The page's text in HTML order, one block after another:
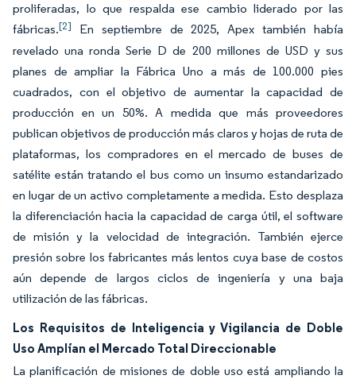
proliferadas, lo que respalda ese cambio liderado por las
fábricas.[2]
En septiembre de 2025, Apex también había
revelado una ronda Serie D de 200 millones de USD y sus
planes de ampliar la Fábrica Uno a más de 100.000 pies
cuadrados, con el objetivo de aumentar la capacidad de
producción en un 50%. A medida que más proveedores
publican objetivos de producción más claros y hojas de ruta de
plataformas, los compradores en el mercado de buses de
satélite están tratando el bus como un insumo estandarizado
en lugar de un activo completamente a medida. Esto desplaza
la diferenciación hacia la capacidad de carga útil, el software
de misión y la velocidad de integración. También ejerce
presión sobre los fabricantes más lentos cuya base de costos
aún depende de largos ciclos de ingeniería y una baja
utilización de las fábricas.
Los Requisitos de Inteligencia y Vigilancia de Doble
Uso Amplían el Mercado Total Direccionable
La planificación de misiones de doble uso está ampliando la